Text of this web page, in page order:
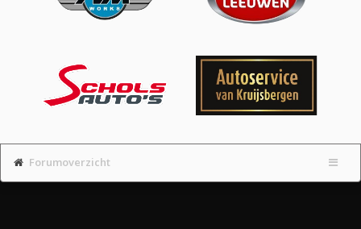
Forumoverzicht